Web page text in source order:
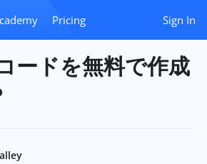
Pricing Sign In
ードを無料で作成